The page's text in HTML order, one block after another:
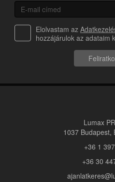
Elolvastam az
hozzájárulok az adataim
Lumax
1037 Budapest,
+36 1
+36 30